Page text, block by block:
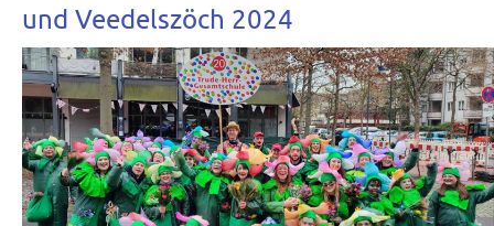
und Veedelszöch 2024